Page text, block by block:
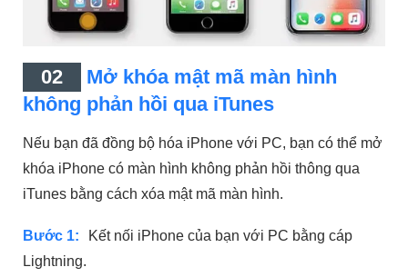
02
Mở khóa mật mã màn hình
không phản hồi qua iTunes
Nếu bạn đã đồng bộ hóa iPhone với PC, bạn có thể mở
khóa iPhone có màn hình không phản hồi thông qua
iTunes bằng cách xóa mật mã màn hình.
Bước 1:
Kết nối iPhone của bạn với PC bằng cáp
Lightning.